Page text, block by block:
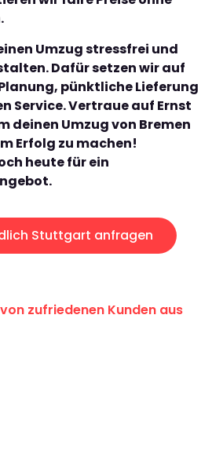
Umzug stressfrei und
Dafür setzen wir auf
pünktliche Lieferung
Service. Vertraue auf Ernst
deinen Umzug von Bremen
Erfolg zu machen!
heute für ein
Stuttgart anfragen
zufriedenen Kunden aus